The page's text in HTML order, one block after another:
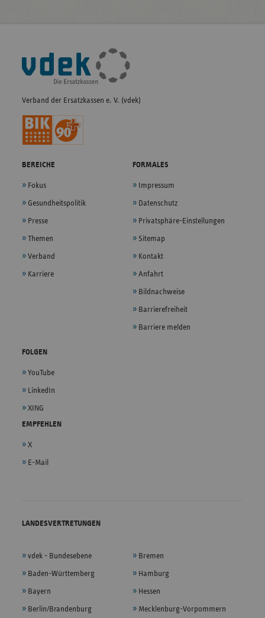
Fußleisten-
Navigation
Verband der Ersatzkassen e. V. (vdek)
BEREICHE
Fokus
Gesundheitspolitik
Presse
Themen
Verband
Karriere
FORMALES
Impressum
Datenschutz
Privatsphäre-Einstellungen
Sitemap
Kontakt
Anfahrt
Bildnachweise
Barrierefreiheit
Barriere melden
FOLGEN
YouTube
LinkedIn
XING
EMPFEHLEN
X
E-Mail
LANDESVERTRETUNGEN
vdek - Bundesebene
Baden-Württemberg
Bayern
Berlin/Brandenburg
Bremen
Hamburg
Hessen
Mecklenburg-Vorpommern